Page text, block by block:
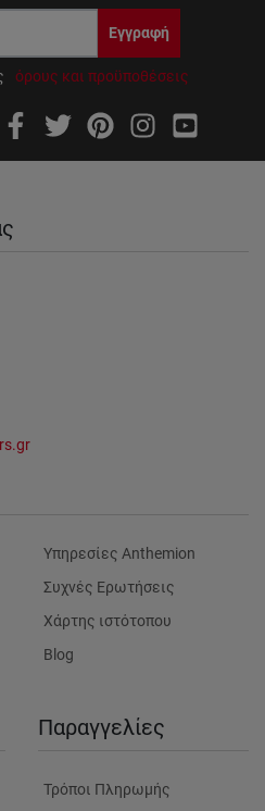
Εγγραφή
όρους και προϋποθέσεις
Υπηρεσίες Anthemion
Συχνές Ερωτήσεις
Χάρτης ιστότοπου
Blog
Παραγγελίες
Τρόποι Πληρωμής